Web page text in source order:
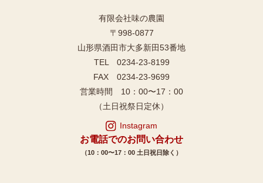
有限会社味の農園
〒998-0877
山形県酒田市大多新田53番地
TEL 0234-23-8199
FAX 0234-23-9699
営業時間 10：00〜17：00
（土日祝祭日定休）
Instagram
お電話でのお問い合わせ
（10：00〜17：00 土日祝日除く）